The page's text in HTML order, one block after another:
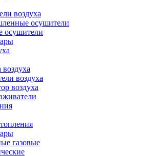
воздуха
осушители
осушители
воздуха
воздуха
газовые